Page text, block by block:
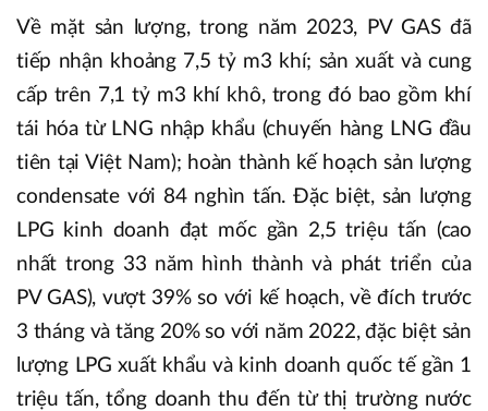
Về mặt sản lượng, trong năm 2023, PV GAS đã
tiếp nhận khoảng 7,5 tỷ m3 khí; sản xuất và cung
cấp trên 7,1 tỷ m3 khí khô, trong đó bao gồm khí
tái hóa từ LNG nhập khẩu (chuyến hàng LNG đầu
tiên tại Việt Nam); hoàn thành kế hoạch sản lượng
condensate với 84 nghìn tấn. Đặc biệt, sản lượng
LPG kinh doanh đạt mốc gần 2,5 triệu tấn (cao
nhất trong 33 năm hình thành và phát triển của
PV GAS), vượt 39% so với kế hoạch, về đích trước
3 tháng và tăng 20% so với năm 2022, đặc biệt sản
lượng LPG xuất khẩu và kinh doanh quốc tế gần 1
triệu tấn, tổng doanh thu đến từ thị trường nước